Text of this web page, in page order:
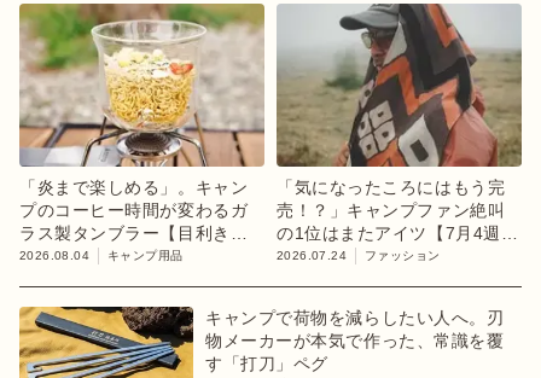
「炎まで楽しめる」。キャン
プのコーヒー時間が変わるガ
ラス製タンブラー【目利きの
キャンプギア】
2026.08.04 キャンプ用品
「気になったころにはもう完
売！？」キャンプファン絶叫
の1位はまたアイツ【7月4週ラ
ンキング】
2026.07.24 ファッション
キャンプで荷物を減らしたい人へ。刃
物メーカーが本気で作った、常識を覆
す「打刀」ペグ